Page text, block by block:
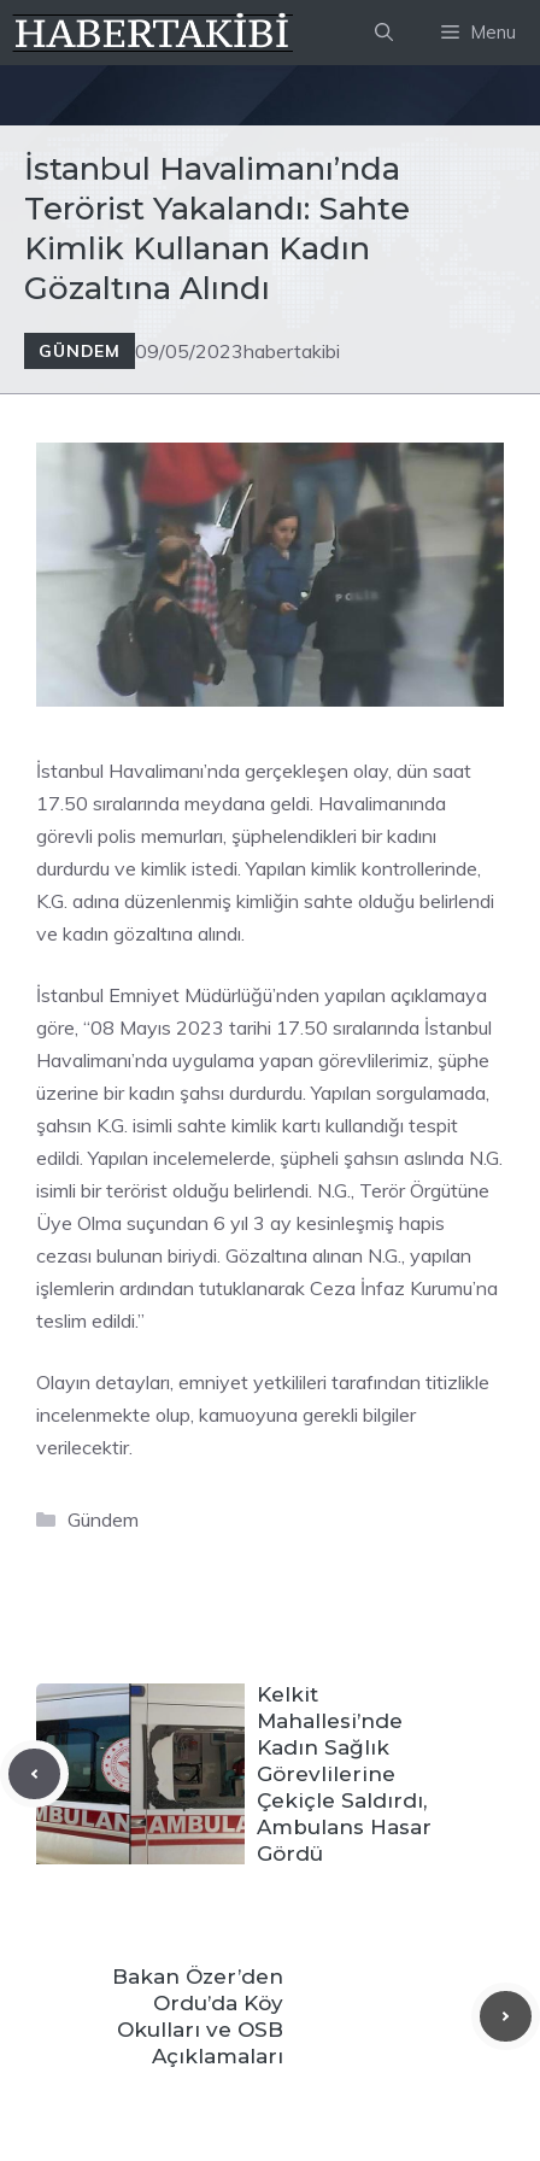
İçeriğe
atla
Menu
İstanbul Havalimanı’nda
Terörist Yakalandı: Sahte
Kimlik Kullanan Kadın
Gözaltına Alındı
GÜNDEM 09/05/2023habertakibi
İstanbul Havalimanı’nda gerçekleşen olay, dün saat
17.50 sıralarında meydana geldi. Havalimanında
görevli polis memurları, şüphelendikleri bir kadını
durdurdu ve kimlik istedi. Yapılan kimlik kontrollerinde,
K.G. adına düzenlenmiş kimliğin sahte olduğu belirlendi
ve kadın gözaltına alındı.
İstanbul Emniyet Müdürlüğü’nden yapılan açıklamaya
göre, “08 Mayıs 2023 tarihi 17.50 sıralarında İstanbul
Havalimanı’nda uygulama yapan görevlilerimiz, şüphe
üzerine bir kadın şahsı durdurdu. Yapılan sorgulamada,
şahsın K.G. isimli sahte kimlik kartı kullandığı tespit
edildi. Yapılan incelemelerde, şüpheli şahsın aslında N.G.
isimli bir terörist olduğu belirlendi. N.G., Terör Örgütüne
Üye Olma suçundan 6 yıl 3 ay kesinleşmiş hapis
cezası bulunan biriydi. Gözaltına alınan N.G., yapılan
işlemlerin ardından tutuklanarak Ceza İnfaz Kurumu’na
teslim edildi.”
Olayın detayları, emniyet yetkilileri tarafından titizlikle
incelenmekte olup, kamuoyuna gerekli bilgiler
verilecektir.
Kategoriler
Gündem
Kelkit
Mahallesi’nde
Kadın Sağlık
Görevlilerine
Çekiçle Saldırdı,
Ambulans Hasar
Gördü
Bakan Özer’den
Ordu’da Köy
Okulları ve OSB
Açıklamaları